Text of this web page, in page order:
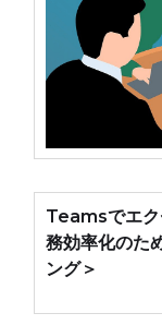
Teamsでエク
務効率化のた
ング＞